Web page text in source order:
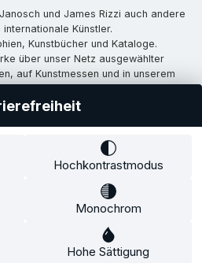
und James Rizzi auch andere
Künstler.
Kunstbücher und Kataloge.
über unser Netz ausgewählter
auf Kunstmessen und in unserem
organisieren Ausstellungen und
Widerrufsformular
Datenschutz
Hochkontrastmodus
Monochrom
Hohe Sättigung